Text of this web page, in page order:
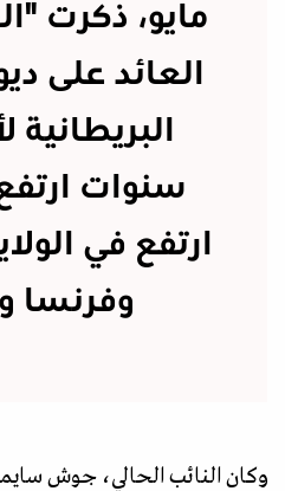
مايو، ذكرت
العائد على
سنوات
ارتفع في
وفرنسا
وكان النائب الحالي، جوش